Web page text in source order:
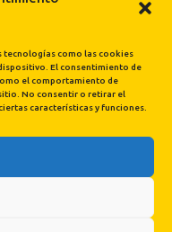
tecnologías como las cookies
El consentimiento de
el comportamiento de
No consentir o retirar el
características y funciones.
en Instagram